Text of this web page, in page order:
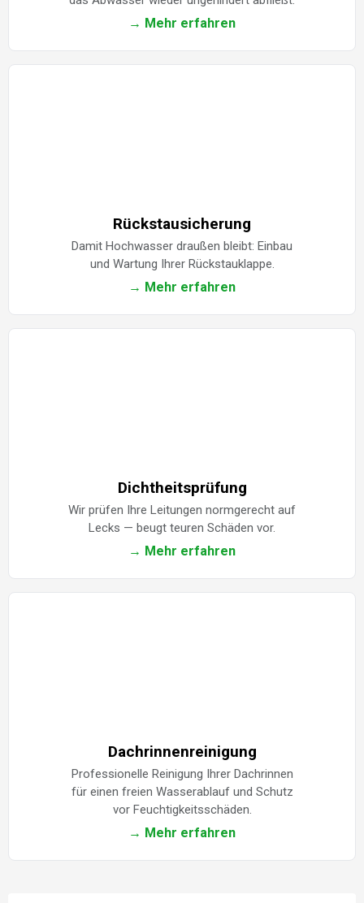
→ Mehr erfahren
Rückstausicherung
Damit Hochwasser draußen bleibt: Einbau
und Wartung Ihrer Rückstauklappe.
→ Mehr erfahren
Dichtheitsprüfung
Wir prüfen Ihre Leitungen normgerecht auf
Lecks — beugt teuren Schäden vor.
→ Mehr erfahren
Dachrinnenreinigung
Professionelle Reinigung Ihrer Dachrinnen
für einen freien Wasserablauf und Schutz
vor Feuchtigkeitsschäden.
→ Mehr erfahren